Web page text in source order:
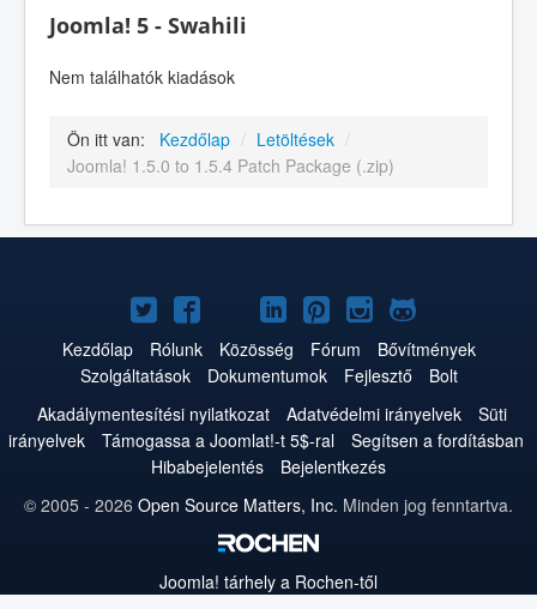
Joomla! 5 - Swahili
Nem találhatók kiadások
Ön itt van: Kezdőlap / Letöltések /
Joomla! 1.5.0 to 1.5.4 Patch Package (.zip)
Joomla!
a
Twitteren
Joomla!
a
Facebookon
Joomla!
a
YouTube-
on
Joomla!
a
LinkedInen
Joomla!
a
Pinteresten
Joomla!
az
Instagramon
Joomla!
a
GitHub-
on
Kezdőlap Rólunk Közösség Fórum
Bővítmények
Szolgáltatások
Dokumentumok Fejlesztő
Bolt
Akadálymentesítési nyilatkozat
Adatvédelmi irányelvek
Süti
irányelvek
Támogassa a Joomlat!-t 5$-ral
Segítsen a fordításban
Hibabejelentés
Bejelentkezés
© 2005 - 2026 Open Source Matters, Inc. Minden jog fenntartva.
Joomla! tárhely a Rochen-től